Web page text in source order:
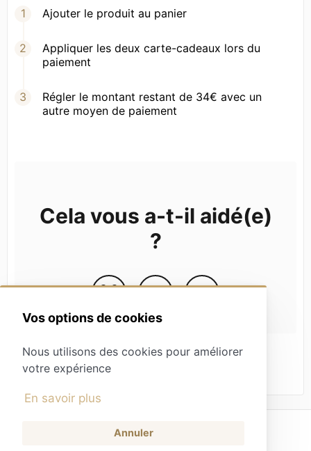
Vos options de cookies
Nous utilisons des cookies pour améliorer
votre expérience
En savoir plus
Annuler
Ajouter le produit au panier
Appliquer les deux carte-cadeaux lors du
paiement
Régler le montant restant de 34€ avec un
autre moyen de paiement
Cela vous a-t-il aidé(e)
?
(opens in a new tab)